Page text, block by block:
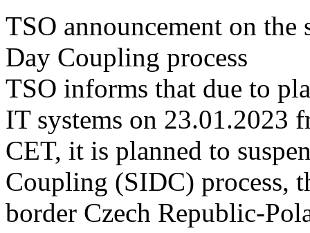
TSO announcement on
Day Coupling process
TSO informs that due to
IT systems on 23.01.2023
CET, it is planned to
Coupling (SIDC) process,
border Czech Republic-